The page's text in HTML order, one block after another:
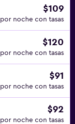
$109
por noche con tasas
$120
por noche con tasas
$91
por noche con tasas
$92
por noche con tasas